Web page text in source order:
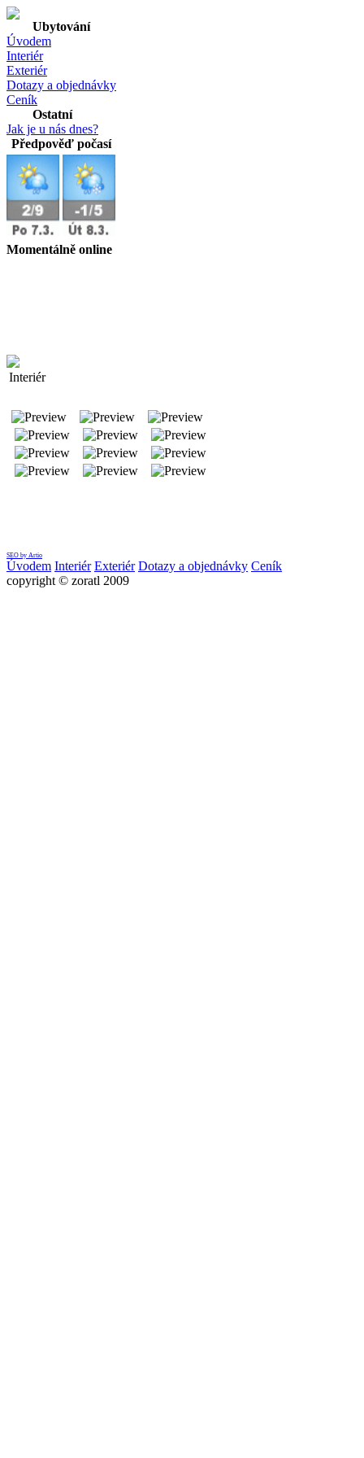
Ubytování
Úvodem
Interiér
Exteriér
Dotazy a objednávky
Ceník
Ostatní
Jak je u nás dnes?
Předpověď počasí
Momentálně online
Interiér
SEO by Artio
Úvodem Interiér Exteriér Dotazy a objednávky Ceník
copyright © zoratl 2009